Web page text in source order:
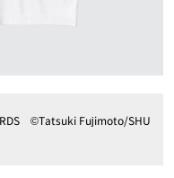
©Tatsuki Fujimoto/SHU